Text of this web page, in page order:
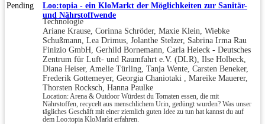
Pending
Loo:topia - ein KloMarkt der Möglichkeiten zur Sanitär-
und Nährstoffwende
Technologie
Ariane Krause, Corinna Schröder, Maxie Klein, Wiebke
Schußmann, Lea Drimus, Jolanthe Stelzer, Sabrina Irma Rau
Finizio GmbH, Gerhild Bornemann, Carla Heieck - Deutsches
Zentrum für Luft- und Raumfahrt e.V. (DLR), Ilse Holbeck,
Diana Heiser, Amelie Türling, Tanja Wente, Carsten Beneker,
Frederik Gottemeyer, Georgia Chaniotaki , Mareike Mauerer,
Thorsten Rocksch, Hanna Paulke
Location: Arena & Outdoor Würdest du Tomaten essen, die mit
Nährstoffen, recycelt aus menschlichem Urin, gedüngt wurden? Was unser
tägliches Geschäft mit einer ziemlich guten Idee zu tun hat kannst du auf
dem Loo:topia KloMarkt erfahren.